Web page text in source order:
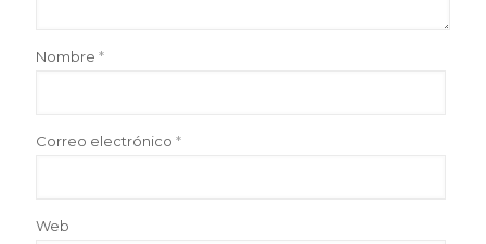
Nombre *
Correo electrónico *
Web